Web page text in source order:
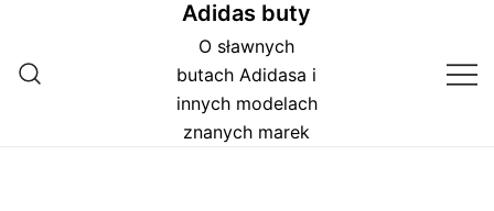
treści
Adidas buty
O sławnych
butach Adidasa i
innych modelach
znanych marek